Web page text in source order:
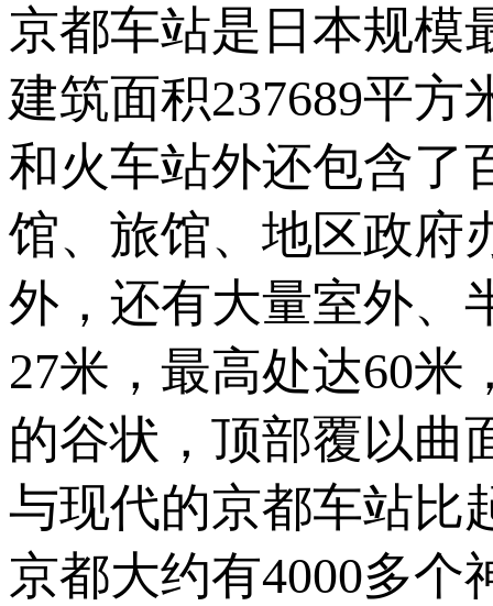
京都车站是日本规模
建筑面积237689平
和火车站外还包含了
馆、旅馆、地区政府
外，还有大量室外、
27米，最高处达60米
的谷状，顶部覆以曲
与现代的京都车站比
京都大约有4000多个